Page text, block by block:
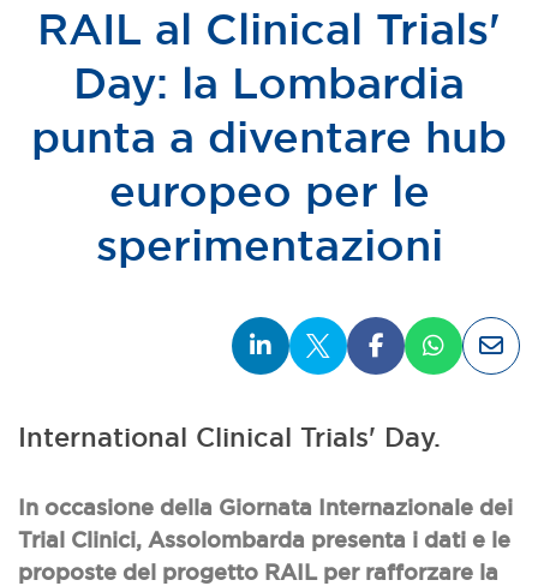
RAIL al Clinical Trials'
Day: la Lombardia
punta a diventare hub
europeo per le
sperimentazioni
International Clinical Trials' Day.
In occasione della Giornata Internazionale dei
Trial Clinici, Assolombarda presenta i dati e le
proposte del progetto RAIL per rafforzare la